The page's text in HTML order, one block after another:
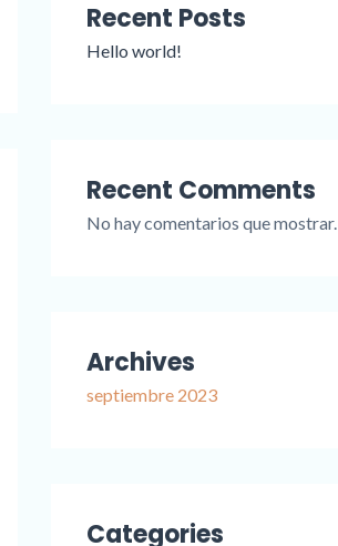
Recent Posts
Hello world!
Recent Comments
No hay comentarios que mostrar.
Archives
septiembre 2023
Categories